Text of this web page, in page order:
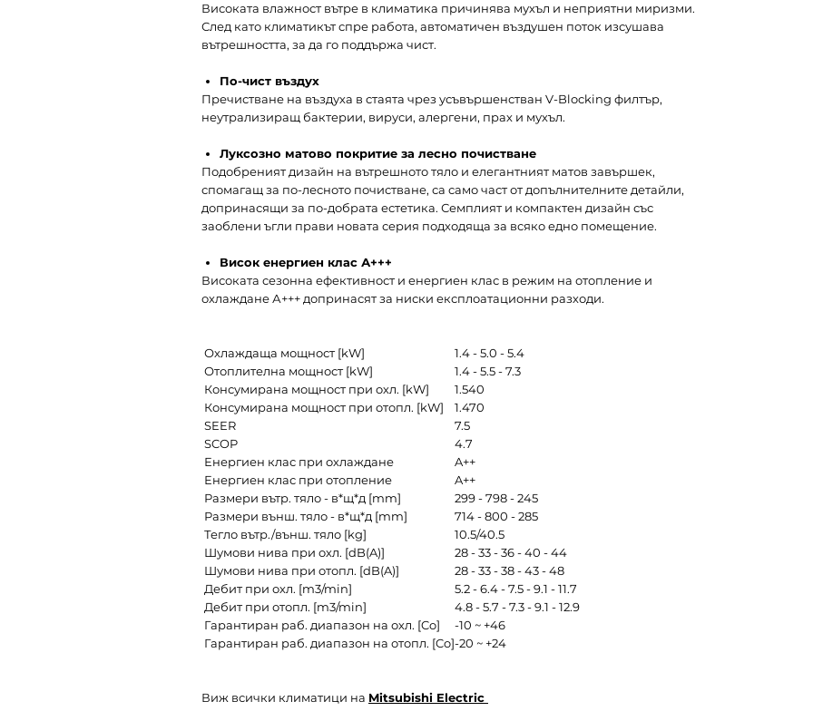
Високата влажност вътре в климатика причинява мухъл и неприятни миризми.
След като климатикът спре работа, автоматичен въздушен поток изсушава
вътрешността, за да го поддържа чист.
По-чист въздух
Пречистване на въздуха в стаята чрез усъвършенстван V-Blocking филтър,
неутрализиращ бактерии, вируси, алергени, прах и мухъл.
Луксозно матово покритие за лесно почистване
Подобреният дизайн на вътрешното тяло и елегантният матов завършек,
спомагащ за по-лесното почистване, са само част от допълнителните детайли,
допринасящи за по-добрата естетика. Семплият и компактен дизайн със
заоблени ъгли прави новата серия подходяща за всяко едно помещение.
Висок енергиен клас А+++
Високата сезонна ефективност и енергиен клас в режим на отопление и
охлаждане А+++ допринасят за ниски експлоатационни разходи.
Охлаждаща мощност [kW]
1.4 - 5.0 - 5.4
Отоплителна мощност [kW]
1.4 - 5.5 - 7.3
Консумирана мощност при охл. [kW]
1.540
Консумирана мощност при отопл. [kW]
1.470
SEER
7.5
SCOP
4.7
Енергиен клас при охлаждане
A++
Енергиен клас при отопление
A++
Размери вътр. тяло - в*щ*д [mm]
299 - 798 - 245
Размери външ. тяло - в*щ*д [mm]
714 - 800 - 285
Тегло вътр./външ. тяло [kg]
10.5/40.5
Шумови нива при охл. [dB(A)]
28 - 33 - 36 - 40 - 44
Шумови нива при отопл. [dB(A)]
28 - 33 - 38 - 43 - 48
Дебит при охл. [m3/min]
5.2 - 6.4 - 7.5 - 9.1 - 11.7
Дебит при отопл. [m3/min]
4.8 - 5.7 - 7.3 - 9.1 - 12.9
Гарантиран раб. диапазон на охл. [Co]
-10 ~ +46
Гарантиран раб. диапазон на отопл. [Co]-20 ~ +24
Виж всички климатици на Mitsubishi Electric